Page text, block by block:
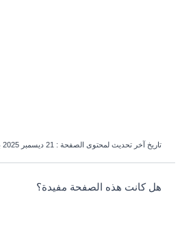
تاريخ آخر تحديث لمحتوى الصفحة : 21 ديسمبر 2025 بتمام الساعة 01:09 مساءً
survey_v2
هل كانت هذه الصفحة مفيدة؟